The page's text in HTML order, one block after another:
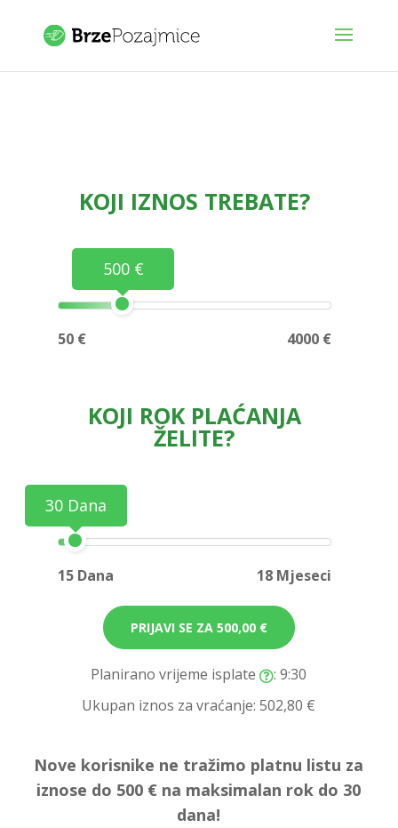
KOJI IZNOS TREBATE?
500 €
50 € 4000 €
KOJI ROK PLAĆANJA
ŽELITE?
30 Dana
15 Dana 18 Mjeseci
PRIJAVI SE ZA 500,00 €
Planirano vrijeme isplate
: 9:30
Ukupan iznos za vraćanje:502,80 €
Nove korisnike ne tražimo platnu listu za
iznose do 500 € na maksimalan rok do 30
dana!